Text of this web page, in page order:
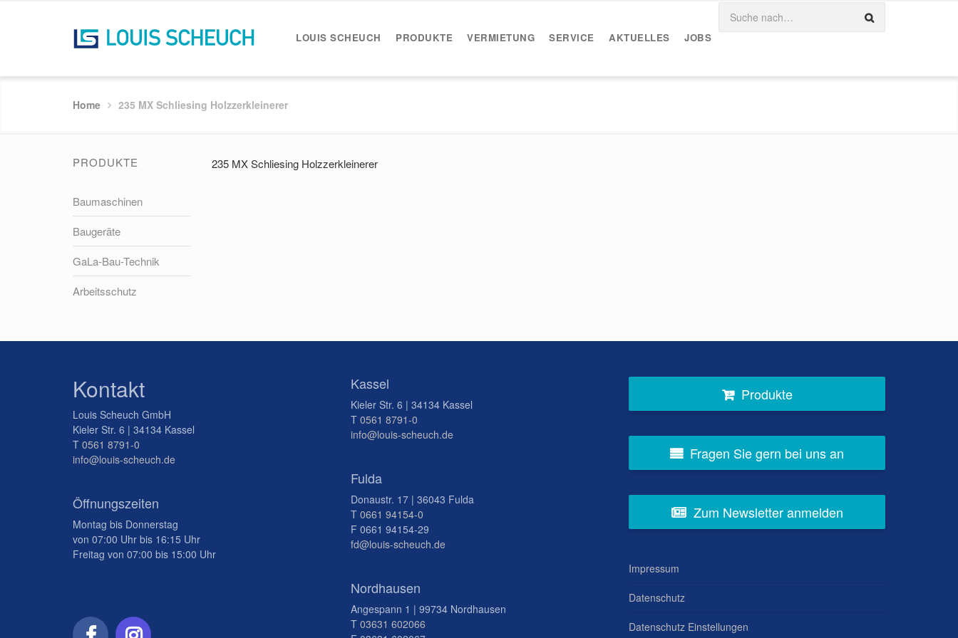
LOUIS SCHEUCH PRODUKTE VERMIETUNG SERVICE AKTUELLES JOBS
Home 235 MX Schliesing Holzzerkleinerer
PRODUKTE
Baumaschinen
Baugeräte
GaLa-Bau-Technik
Arbeitsschutz
235 MX Schliesing Holzzerkleinerer
Kontakt
Louis Scheuch GmbH
Kieler Str. 6 | 34134 Kassel
T 0561 8791-0
info@louis-scheuch.de
Öffnungszeiten
Montag bis Donnerstag
von 07:00 Uhr bis 16:15 Uhr
Freitag von 07:00 bis 15:00 Uhr
Kassel
Kieler Str. 6 | 34134 Kassel
T 0561 8791-0
info@louis-scheuch.de
Fulda
Donaustr. 17 | 36043 Fulda
T 0661 94154-0
F 0661 94154-29
fd@louis-scheuch.de
Nordhausen
Angespann 1 | 99734 Nordhausen
T 03631 602066
Produkte
Fragen Sie gern bei uns an
Zum Newsletter anmelden
Impressum
Datenschutz
Datenschutz Einstellungen